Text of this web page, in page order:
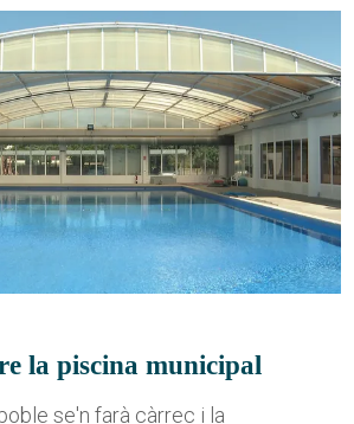
la piscina municipal
se'n farà càrrec i la